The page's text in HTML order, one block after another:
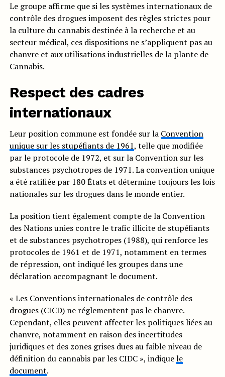
Le groupe affirme que si les systèmes internationaux de
contrôle des drogues imposent des règles strictes pour
la culture du cannabis destinée à la recherche et au
secteur médical, ces dispositions ne s’appliquent pas au
chanvre et aux utilisations industrielles de la plante de
Cannabis.
Respect des cadres
internationaux
Leur position commune est fondée sur la Convention
unique sur les stupéfiants de 1961, telle que modifiée
par le protocole de 1972, et sur la Convention sur les
substances psychotropes de 1971. La convention unique
a été ratifiée par 180 États et détermine toujours les lois
nationales sur les drogues dans le monde entier.
La position tient également compte de la Convention
des Nations unies contre le trafic illicite de stupéfiants
et de substances psychotropes (1988), qui renforce les
protocoles de 1961 et de 1971, notamment en termes
de répression, ont indiqué les groupes dans une
déclaration accompagnant le document.
« Les Conventions internationales de contrôle des
drogues (CICD) ne réglementent pas le chanvre.
Cependant, elles peuvent affecter les politiques liées au
chanvre, notamment en raison des incertitudes
juridiques et des zones grises dues au faible niveau de
définition du cannabis par les CIDC », indiquele
document.